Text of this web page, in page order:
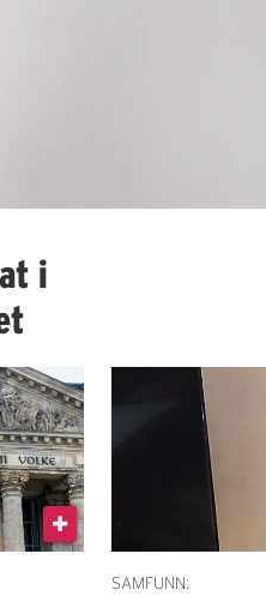
i
SAMFUNN: